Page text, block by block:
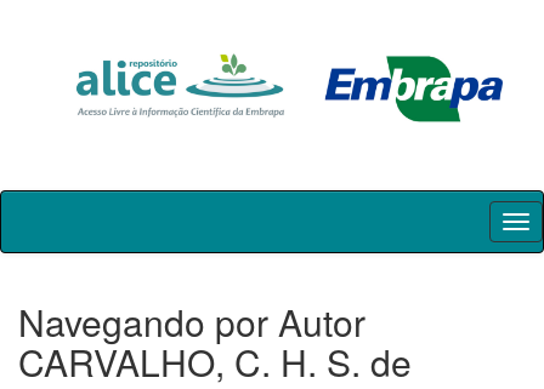
Skip
Navegando por Autor
CARVALHO, C. H. S. de